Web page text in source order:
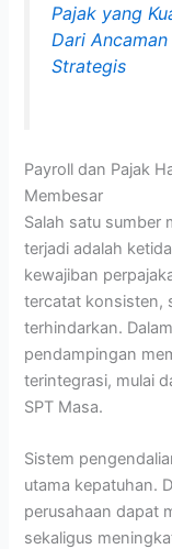
Pajak yang
Dari
Strategis
Payroll dan Pajak
Membesar
Salah satu sumber
terjadi adalah
kewajiban
tercatat konsisten,
terhindarkan.
pendampingan
terintegrasi, mulai
SPT Masa.
Sistem
utama kepatuhan.
perusahaan dapat
sekaligus